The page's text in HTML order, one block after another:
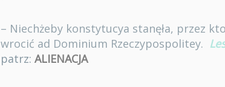
– Niechżeby konstytucya stanęła, przez
wrocić ad Dominium Rzeczypospolitey.
patrz: ALIENACJA